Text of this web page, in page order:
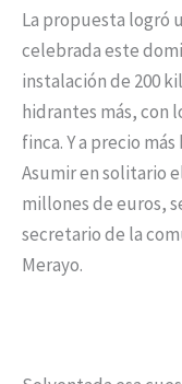
La propuesta logró
celebrada este
instalación de 200
hidrantes más, con
finca. Y a precio
Asumir en solitario
millones de euros,
secretario de la
Merayo.